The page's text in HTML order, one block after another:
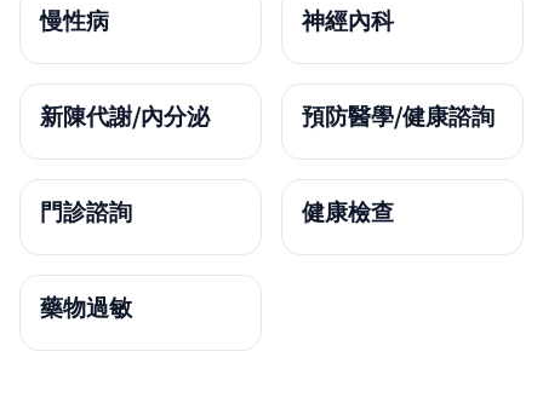
慢性病 神經內科
新陳代謝/內分泌 預防醫學/健康諮詢
門診諮詢 健康檢查
藥物過敏